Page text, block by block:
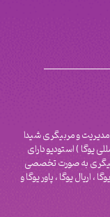
و مربیگری شیدا
یوگا ) استودیو دارای
به صورت تخصصی
اریال یوگا ، پاور یوگا و